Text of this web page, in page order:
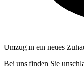
Umzug in ein neues
Bei uns finden Sie